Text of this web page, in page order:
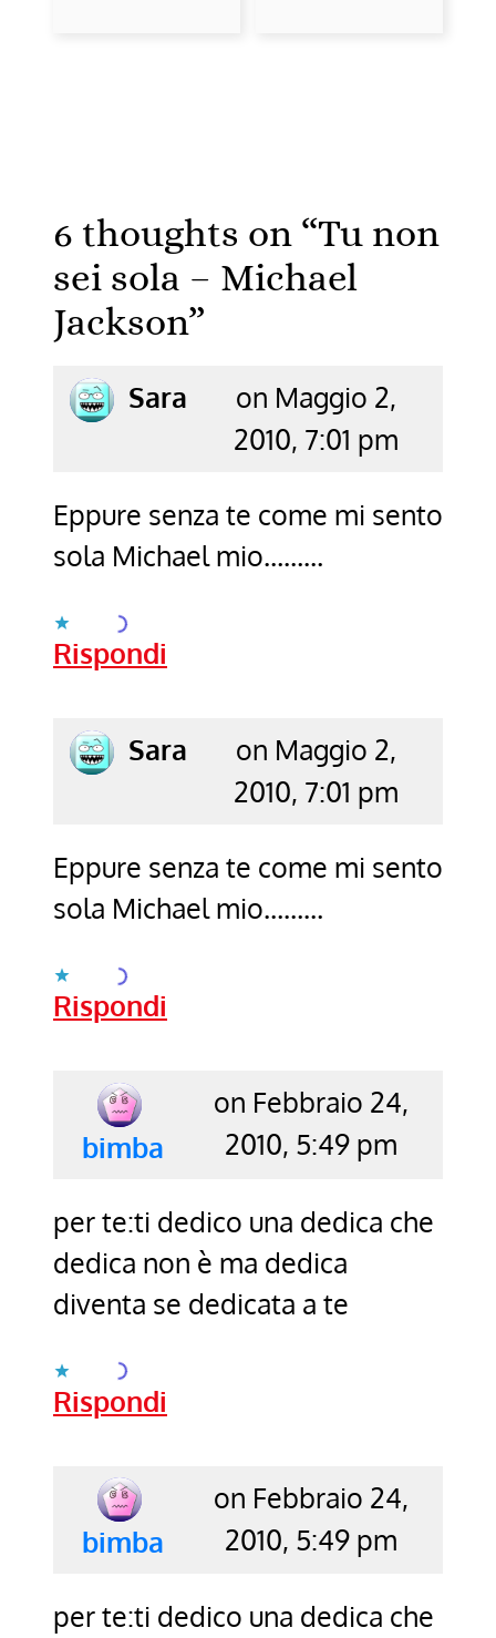
6 thoughts on “Tu non
sei sola – Michael
Jackson”
Sara says:on Maggio 2,
2010, 7:01 pm
Eppure senza te come mi sento
sola Michael mio………
Caricamento...
Rispondi
Sara says:on Maggio 2,
2010, 7:01 pm
Eppure senza te come mi sento
sola Michael mio………
Caricamento...
Rispondi
bimba says:
on Febbraio 24,
2010, 5:49 pm
per te:ti dedico una dedica che
dedica non è ma dedica
diventa se dedicata a te
Caricamento...
Rispondi
bimba says:
on Febbraio 24,
2010, 5:49 pm
per te:ti dedico una dedica che